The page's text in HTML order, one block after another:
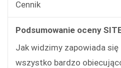
Cennik
Podsumowanie oceny
Jak widzimy zapowiada się
wszystko bardzo